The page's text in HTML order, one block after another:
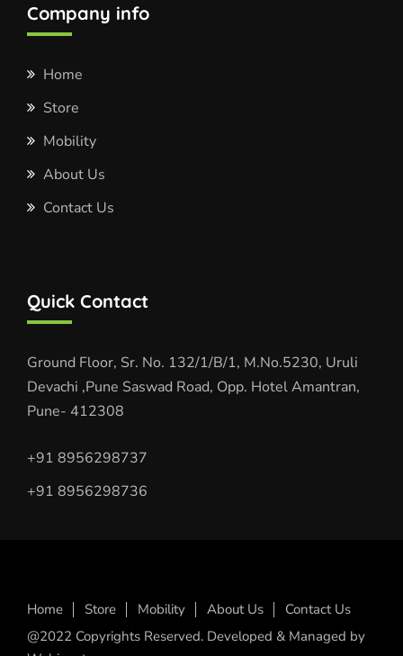
Company info
Home
Store
Mobility
About Us
Contact Us
Quick Contact
Ground Floor, Sr. No. 132/1/B/1, M.No.5230, Uruli
Devachi ,Pune Saswad Road, Opp. Hotel Amantran,
Pune- 412308
+91 8956298737
+91 8956298736
Home Store Mobility About Us
Contact Us
@2022 Copyrights Reserved. Developed & Managed by